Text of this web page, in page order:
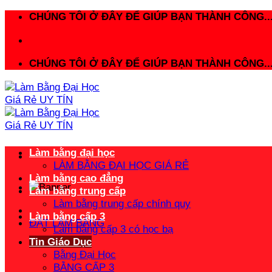
CHÚNG TÔI Ở ĐÂY ĐỂ GIÚP BẠN THÀNH
CHÚNG TÔI Ở ĐÂY ĐỂ GIÚP BẠN THÀNH
ĐẶT LÀM BẰNG
Làm bằng đại học
LÀM BẰNG ĐẠI HỌC GIÁ RẺ
Làm bằng cao đẳng
Làm bằng trung cấp
Làm bằng trung cấp chính quy
Làm bằng cấp 3
Làm bằng cấp 3 có học bạ
Tin Giáo Dục
Bằng Đại Học
BẰNG CẤP 3